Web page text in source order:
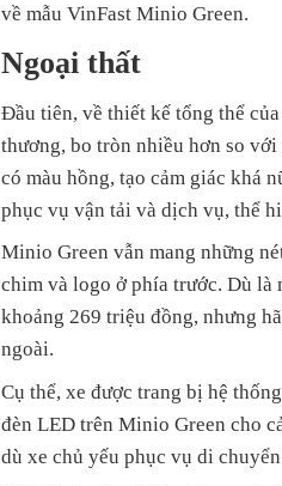
về mẫu VinFast Minio Green.
Ngoại thất
Đầu tiên, về thiết kế tổng thể
thương, bo tròn nhiều hơn so
có màu hồng, tạo cảm giác khá
phục vụ vận tải và dịch vụ, thể
Minio Green vẫn mang những
chim và logo ở phía trước. Dù là
khoảng 269 triệu đồng, nhưng
ngoài.
Cụ thể, xe được trang bị hệ
đèn LED trên Minio Green cho
dù xe chủ yếu phục vụ di